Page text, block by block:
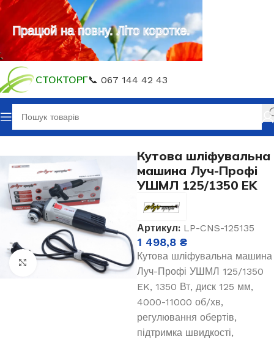
СТОКТОРГ📞 067 144 42 43
Головна Техніка для будівництва
Клацніть, щоб збільшити
Кутова шліфувальна
машина Луч-Профі
УШМЛ 125/1350 EK
Артикул: LP-CNS-125135
1 498,8 ₴
Кутова шліфувальна машина
Луч-Профі УШМЛ 125/1350
EK, 1350 Вт, диск 125 мм,
4000-11000 об/хв,
регулювання обертів,
підтримка швидкості,
Працюй на повну. Літо коротке.